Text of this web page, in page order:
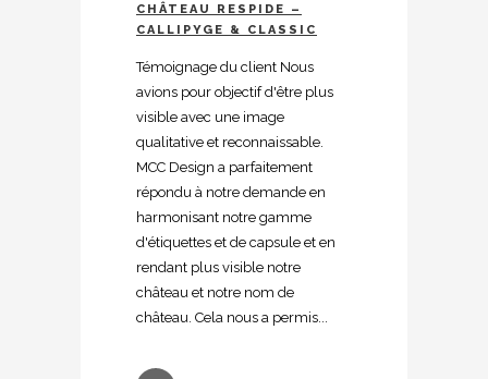
CHÂTEAU RESPIDE –
CALLIPYGE & CLASSIC
Témoignage du client Nous
avions pour objectif d'être plus
visible avec une image
qualitative et reconnaissable.
MCC Design a parfaitement
répondu à notre demande en
harmonisant notre gamme
d'étiquettes et de capsule et en
rendant plus visible notre
château et notre nom de
château. Cela nous a permis...